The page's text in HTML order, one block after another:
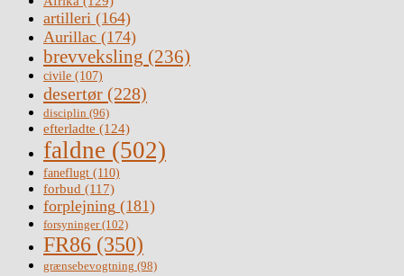
artilleri (164)
Aurillac (174)
brevveksling (236)
civile (107)
desertør (228)
disciplin (96)
efterladte (124)
faldne (502)
faneflugt (110)
forbud (117)
forplejning (181)
forsyninger(102)
FR86 (350)
grænsebevogtning (98)